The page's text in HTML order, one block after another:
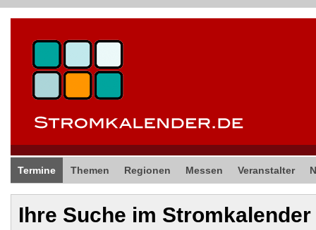
Termine Themen Regionen Messen Veranstalter
Ihre Suche im Stromkalender